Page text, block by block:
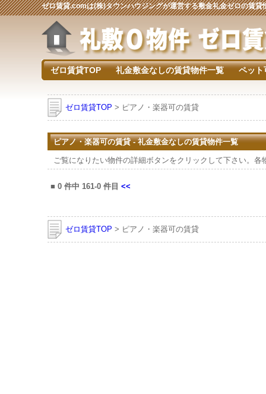
ゼロ賃貸.comは(株)タウンハウジングが運営する敷金礼金ゼロの賃貸
ゼロ賃貸TOP 礼金敷金なしの賃貸物件一覧 ペット
ゼロ賃貸TOP > ピアノ・楽器可の賃貸
ピアノ・楽器可の賃貸 - 礼金敷金なしの賃貸物件一覧
ご覧になりたい物件の詳細ボタンをクリックして下さい。各
■ 0 件中 161-0 件目 <<
ゼロ賃貸TOP > ピアノ・楽器可の賃貸